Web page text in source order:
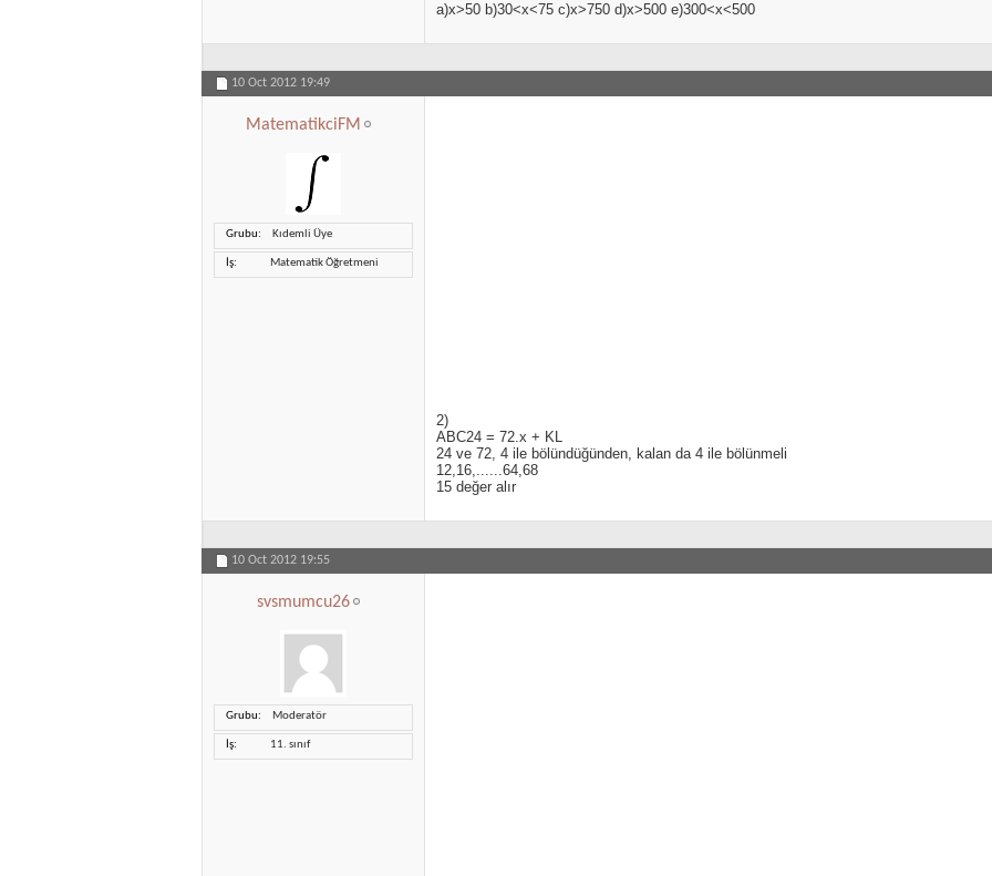
a)x>50 b)30<x<75 c)x>750 d)x>500 e)300<x<500
10 Oct 2012 19:49
MatematikciFM
Grubu Kıdemli Üye
İş Matematik Öğretmeni
2)
ABC24 = 72.x + KL
24 ve 72, 4 ile bölündüğünden, kalan da 4 ile bölünmeli
12,16,......64,68
15 değer alır
10 Oct 2012 19:55
svsmumcu26
Grubu Moderatör
İş 11. sınıf